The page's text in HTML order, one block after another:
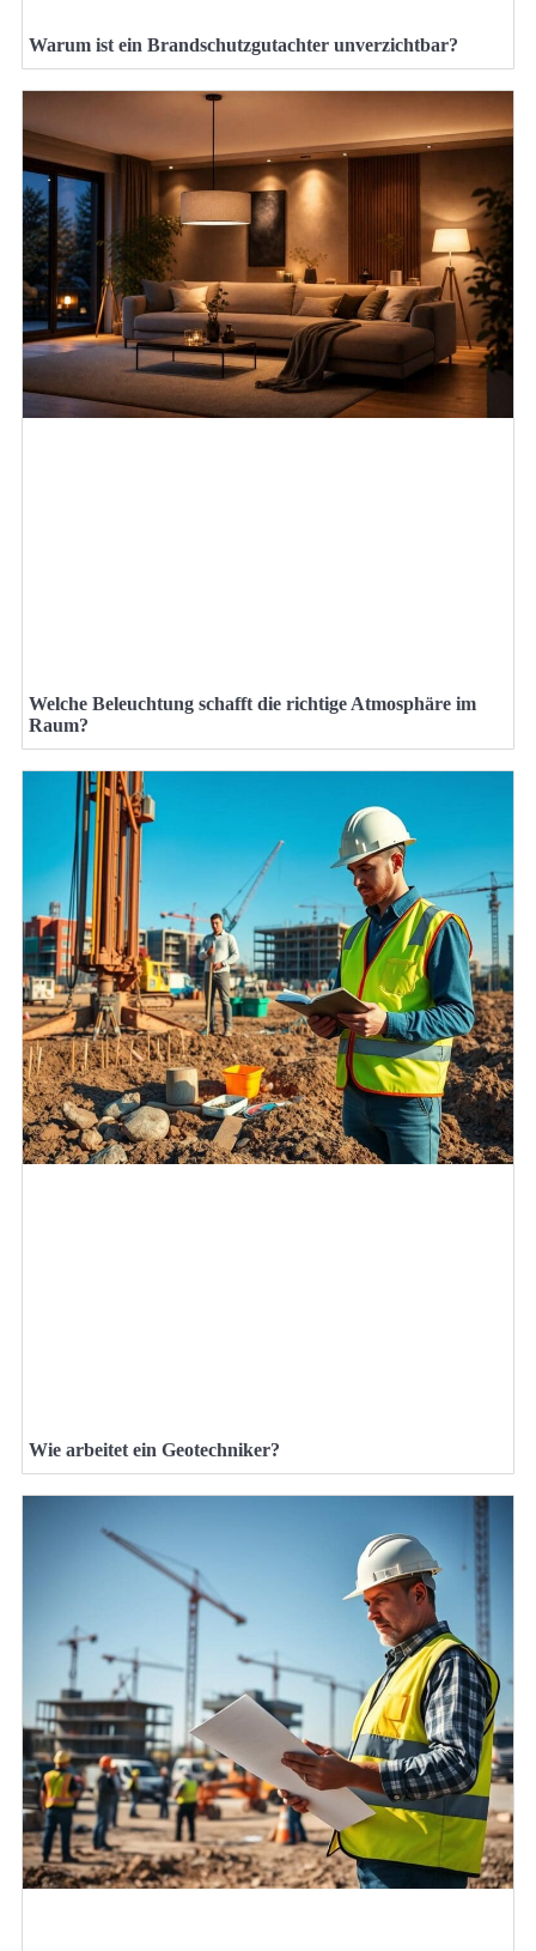
Warum ist ein Brandschutzgutachter unverzichtbar?
Welche Beleuchtung schafft die richtige Atmosphäre im
Raum?
Wie arbeitet ein Geotechniker?